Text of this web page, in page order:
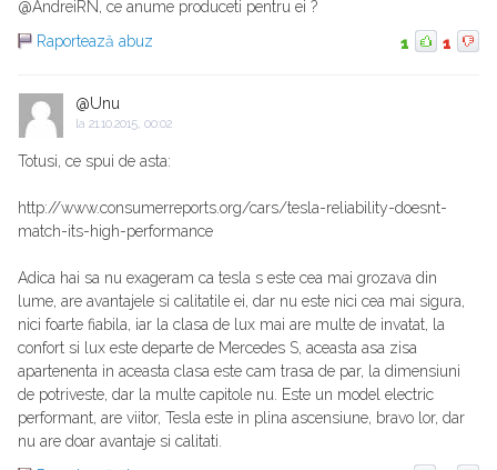
@AndreiRN, ce anume produceti pentru ei ?
Raportează abuz
1 1
@Unu
la 21.10.2015, 00:02
Totusi, ce spui de asta:
http://www.consumerreports.org/cars/tesla-reliability-doesnt-
match-its-high-performance
Adica hai sa nu exageram ca tesla s este cea mai grozava din
lume, are avantajele si calitatile ei, dar nu este nici cea mai sigura,
nici foarte fiabila, iar la clasa de lux mai are multe de invatat, la
confort si lux este departe de Mercedes S, aceasta asa zisa
apartenenta in aceasta clasa este cam trasa de par, la dimensiuni
de potriveste, dar la multe capitole nu. Este un model electric
performant, are viitor, Tesla este in plina ascensiune, bravo lor, dar
nu are doar avantaje si calitati.